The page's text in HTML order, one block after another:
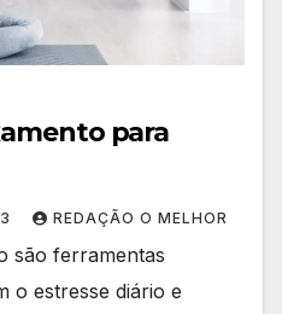
para
REDAÇÃO O MELHOR
são ferramentas
o estresse diário e